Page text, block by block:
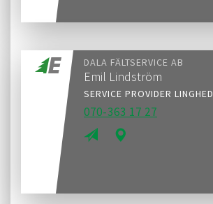
DALA FÄLTSERVICE AB
Emil Lindström
SERVICE PROVIDER LINGHED
070-363 17 27